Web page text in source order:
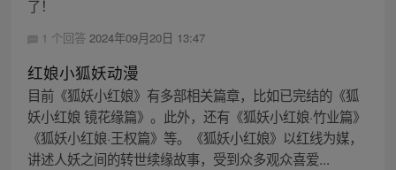
了！
1 个回答 2024年09月20日 13:47
红娘小狐妖动漫
目前《狐妖小红娘》有多部相关篇章，比如已完结的《狐
妖小红娘 镜花缘篇》。此外，还有《狐妖小红娘·竹业篇》
《狐妖小红娘·王权篇》等。《狐妖小红娘》以红线为媒，
讲述人妖之间的转世续缘故事，受到众多观众喜爱...